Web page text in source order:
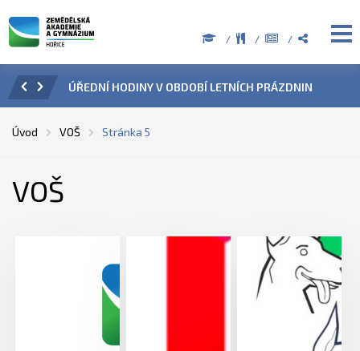
ÚŘEDNÍ HODINY V OBDOBÍ LETNÍCH PRÁZDNIN
Úvod VOŠ Stránka 5
VOŠ